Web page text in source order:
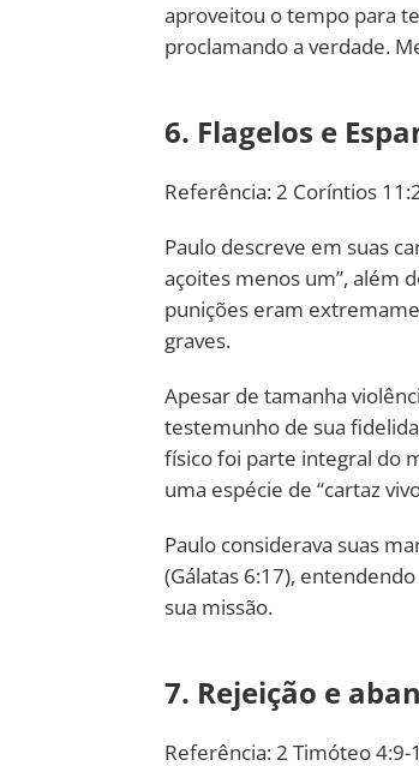
aproveitou o tempo para
proclamando a verdade.
6. Flagelos e
Referência: 2 Coríntios
Paulo descreve em suas
açoites menos um”, além
punições eram
graves.
Apesar de tamanha
testemunho de sua
físico foi parte integral do
uma espécie de “cartaz
Paulo considerava suas
(Gálatas 6:17),
sua missão.
7. Rejeição e
Referência: 2 Timóteo 4:9-